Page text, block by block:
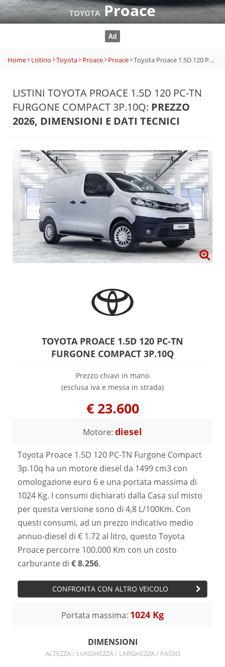
TOYOTAProace
Home Listino Toyota Proace Proace Toyota Proace 1.5D 120 PC-TN Furgone Compact 3p.10q
LISTINI TOYOTA PROACE 1.5D 120 PC-TN
FURGONE COMPACT 3P.10Q: PREZZO
2026, DIMENSIONI E DATI TECNICI
TOYOTA PROACE 1.5D 120 PC-TN
FURGONE COMPACT 3P.10Q
Prezzo chiavi in mano
(esclusa iva e messa in strada)
€ 23.600
Motore: diesel
Toyota Proace 1.5D 120 PC-TN Furgone Compact
3p.10q ha un motore diesel da 1499 cm3 con
omologazione euro 6 e una portata massima di
1024 Kg. I consumi dichiarati dalla Casa sul misto
per questa versione sono di 4,8 L/100Km. Con
questi consumi, ad un prezzo indicativo medio
annuo-diesel di € 1.72 al litro, questo Toyota
Proace percorre 100.000 Km con un costo
carburante di € 8.256.
CONFRONTA CON ALTRO VEICOLO
Portata massima: 1024 Kg
DIMENSIONI
ALTEZZA / LUNGHEZZA / LARGHEZZA / PASSO